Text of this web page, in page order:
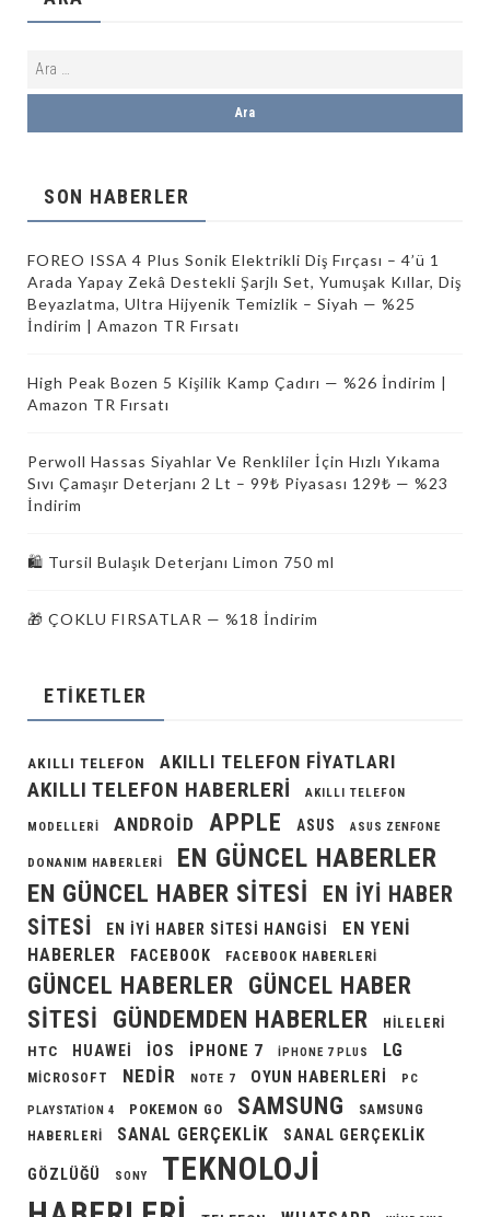
SON HABERLER
FOREO ISSA 4 Plus Sonik Elektrikli Diş Fırçası – 4’ü 1
Arada Yapay Zekâ Destekli Şarjlı Set, Yumuşak Kıllar, Diş
Beyazlatma, Ultra Hijyenik Temizlik – Siyah — %25
İndirim | Amazon TR Fırsatı
High Peak Bozen 5 Kişilik Kamp Çadırı — %26 İndirim |
Amazon TR Fırsatı
Perwoll Hassas Siyahlar Ve Renkliler İçin Hızlı Yıkama
Sıvı Çamaşır Deterjanı 2 Lt – 99₺ Piyasası 129₺ — %23
İndirim
🛍️ Tursil Bulaşık Deterjanı Limon 750 ml
🎁 ÇOKLU FIRSATLAR — %18 İndirim
ETIKETLER
AKILLI TELEFON AKILLI TELEFON FIYATLARI
AKILLI TELEFON HABERLERI AKILLI TELEFON
MODELLERI ANDROID APPLE ASUS ASUS ZENFONE
DONANIM HABERLERI EN GÜNCEL HABERLER
EN GÜNCEL HABER SITESI
EN IYI HABER
SITESI
EN IYI HABER SITESI HANGISI
EN YENI
HABERLER
FACEBOOK FACEBOOK HABERLERI
GÜNCEL HABERLER
GÜNCEL HABER
SITESI
GÜNDEMDEN HABERLER
HILELERI
HTC
HUAWEI IOS IPHONE 7 IPHONE 7 PLUS LG
MICROSOFT NEDIR NOTE 7 OYUN HABERLERI PC
PLAYSTATION 4 POKEMON GO SAMSUNG
SAMSUNG
HABERLERI
SANAL GERÇEKLIK SANAL GERÇEKLIK
GÖZLÜĞÜ SONY
TEKNOLOJI